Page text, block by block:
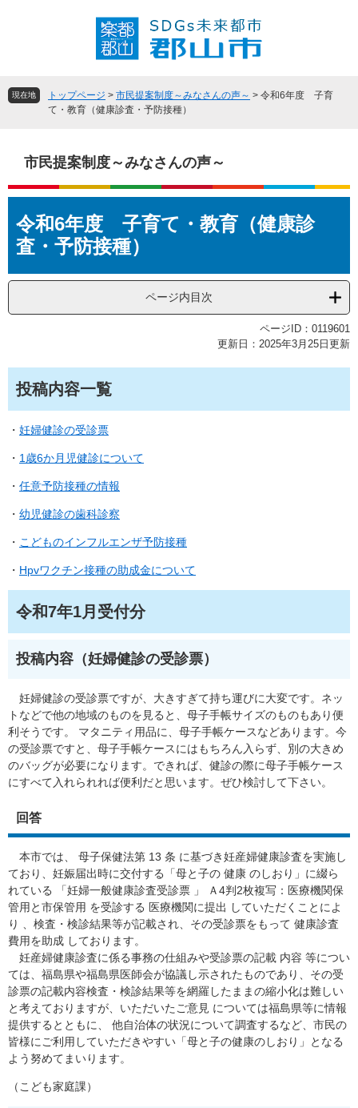
頭
飛
へ
現在地 トップページ > 市民提案制度～みなさんの声～ > 令和6年度 子育
て・教育（健康診査・予防接種）
市民提案制度～みなさんの声～
文令和6年度 子育て・教育（健康診
査・予防接種）
ページ内目次
ページID：0119601
更新日：2025年3月25日更新
投稿内容一覧
・ 妊婦健診の受診票
・ 1歳6か月児健診について
・ 任意予防接種の情報
・ 幼児健診の歯科診察
・ こどものインフルエンザ予防接種
・ Hpvワクチン接種の助成金について
令和7年1月受付分​
投稿内容（妊婦健診の受診票）
妊婦健診の受診票ですが、大きすぎて持ち運びに大変です。ネッ
トなどで他の地域のものを見ると、母子手帳サイズのものもあり便
利そうです。 マタニティ用品に、母子手帳ケースなどあります。今
の受診票ですと、母子手帳ケースにはもちろん入らず、別の大きめ
のバッグが必要になります。できれば、健診の際に母子手帳ケース
にすべて入れられれば便利だと思います。ぜひ検討して下さい。
回答
本市では、 母子保健法第 13 条 に基づき妊産婦健康診査を実施し
ており、妊娠届出時に交付する「母と子の 健康 のしおり」に綴ら
れている 「妊婦一般健康診査受診票 」 Ａ4判2枚複写：医療機関保
管用と市保管用 を受診する 医療機関に提出 していただくことによ
り 、検査・検診結果等が記載され、その受診票をもって 健康診査
費用を助成 しております。
妊産婦健康診査に係る事務の仕組みや受診票の記載 内容 等につい
ては、福島県や福島県医師会が協議し示されたものであり、その受
診票の記載内容検査・検診結果等を網羅したままの縮小化は難しい
と考えておりますが、いただいたご意見 については福島県等に情報
提供するとともに、 他自治体の状況について調査するなど、市民の
皆様にご利用していただきやすい「母と子の健康のしおり」となる
よう努めてまいります。
（こども家庭課）